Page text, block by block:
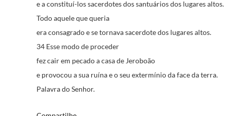
e a constituí-los sacerdotes dos santuários dos lugares altos.
Todo aquele que queria
era consagrado e se tornava sacerdote dos lugares altos.
34 Esse modo de proceder
fez cair em pecado a casa de Jeroboão
e provocou a sua ruína e o seu extermínio da face da terra.
Palavra do Senhor.